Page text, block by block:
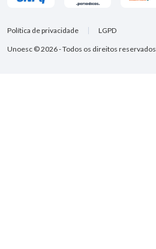
Unoesc © 2026 - Todos os direitos reservados
Política de privacidade LGPD